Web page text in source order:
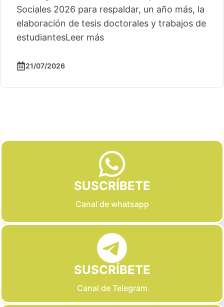
Sociales 2026 para respaldar, un año más, la
elaboración de tesis doctorales y trabajos de
estudiantesLeer más
21/07/2026
SUSCRÍBETE
Canal de whatsapp
SUSCRÍBETE
Canal de Telegram